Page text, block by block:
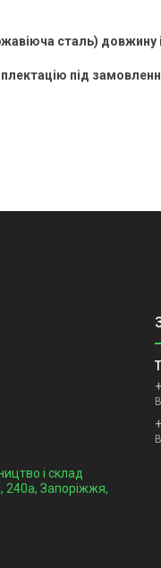
сталь) довжину і
під
і склад
240а, Запоріжжя,